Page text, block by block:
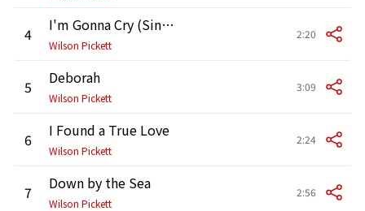
4 I'm Gonna Cry (Single Version)
Wilson Pickett
2:20
5 Deborah
Wilson Pickett
3:09
6 I Found a True Love
Wilson Pickett
2:24
7 Down by the Sea
Wilson Pickett
2:56